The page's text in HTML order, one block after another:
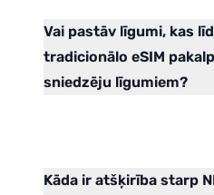
Vai pastāv līgumi, kas
tradicionālo eSIM
sniedzēju līgumiem?
Kāda ir atšķirība starp